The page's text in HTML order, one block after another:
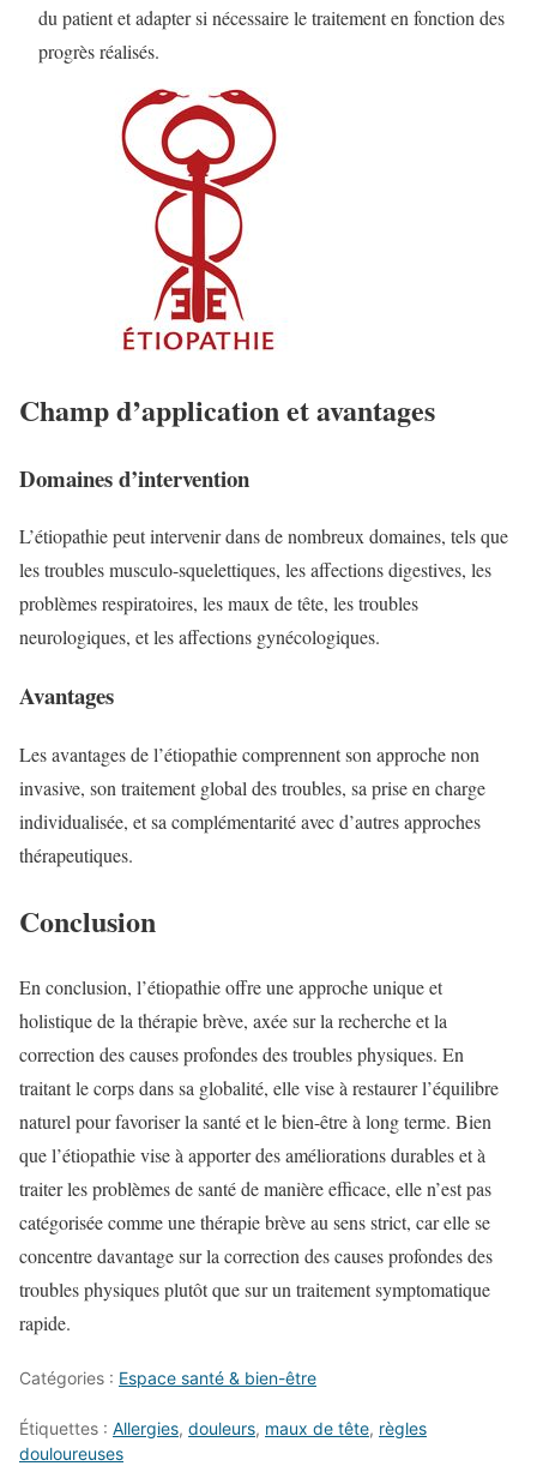
du patient et adapter si nécessaire le traitement en fonction des
progrès réalisés.
Champ d’application et avantages
Domaines d’intervention
L’étiopathie peut intervenir dans de nombreux domaines, tels que
les troubles musculo-squelettiques, les affections digestives, les
problèmes respiratoires, les maux de tête, les troubles
neurologiques, et les affections gynécologiques.
Avantages
Les avantages de l’étiopathie comprennent son approche non
invasive, son traitement global des troubles, sa prise en charge
individualisée, et sa complémentarité avec d’autres approches
thérapeutiques.
Conclusion
En conclusion, l’étiopathie offre une approche unique et
holistique de la thérapie brève, axée sur la recherche et la
correction des causes profondes des troubles physiques. En
traitant le corps dans sa globalité, elle vise à restaurer l’équilibre
naturel pour favoriser la santé et le bien-être à long terme. Bien
que l’étiopathie vise à apporter des améliorations durables et à
traiter les problèmes de santé de manière efficace, elle n’est pas
catégorisée comme une thérapie brève au sens strict, car elle se
concentre davantage sur la correction des causes profondes des
troubles physiques plutôt que sur un traitement symptomatique
rapide.
Catégories : Espace santé & bien-être
Étiquettes : Allergies, douleurs, maux de tête, règles
douloureuses